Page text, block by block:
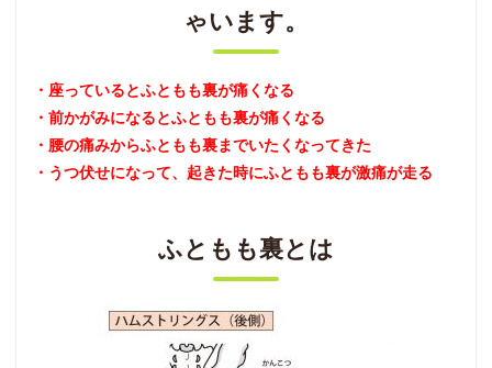
ゃいます。
・座っているとふともも裏が痛くなる
・前かがみになるとふともも裏が痛くなる
・腰の痛みからふともも裏までいたくなってきた
・うつ伏せになって、起きた時にふともも裏が激痛が走る
ふともも裏とは